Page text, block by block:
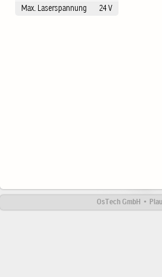
Max. Laserspannung
24 V
OsTech GmbH •